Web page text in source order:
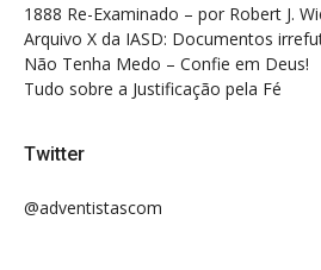
1888 Re-Examinado – por Robert J.
Arquivo X da IASD: Documentos
Não Tenha Medo – Confie em Deus!
Tudo sobre a Justificação pela Fé
Twitter
@adventistascom